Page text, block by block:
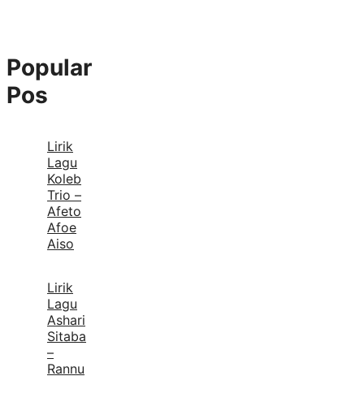
Popular
Pos
Lirik
Lagu
Koleb
Trio –
Afeto
Afoe
Aiso
Lirik
Lagu
Ashari
Sitaba
–
Rannu